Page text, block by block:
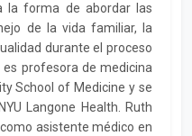
la forma de abordar las
de la vida familiar, la
durante el proceso
profesora de medicina
School of Medicine y se
Langone Health. Ruth
asistente médico en